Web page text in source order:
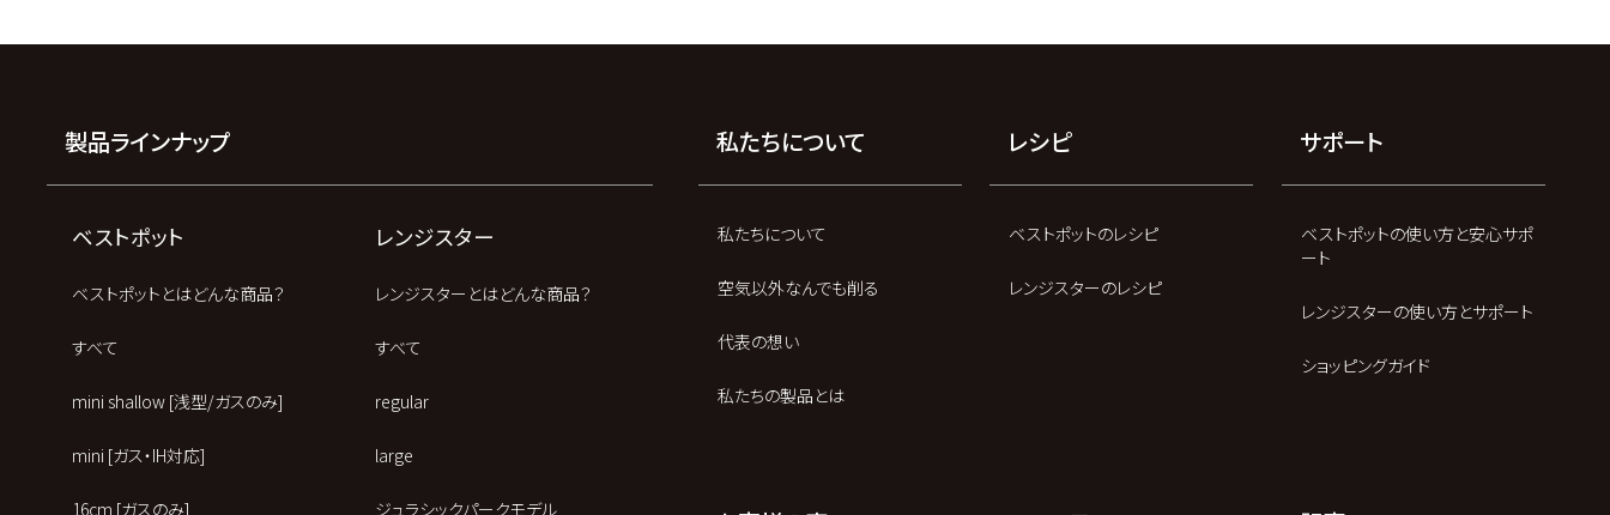
製品ラインナップ
ベストポット
ベストポットとはどんな商品？
すべて
mini shallow [浅型/ガスのみ]
mini [ガス・IH対応]
16cm [ガスのみ]
レンジスター
レンジスターとはどんな商品？
すべて
regular
large
ジュラシックパークモデル
私たちについて
私たちについて
空気以外なんでも削る
代表の想い
私たちの製品とは
レシピ
ベストポットのレシピ
レンジスターのレシピ
サポート
ベストポットの使い方と安心サポ
ート
レンジスターの使い方とサポート
ショッピングガイド